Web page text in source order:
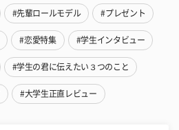
#先輩ロールモデル #プレゼント
#恋愛特集 #学生インタビュー
#学生の君に伝えたい３つのこと
#大学生正直レビュー